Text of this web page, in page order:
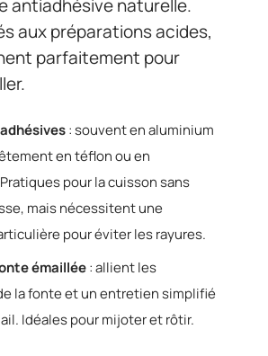
antiadhésive naturelle.
aux préparations acides,
parfaitement pour
: souvent en aluminium
en téflon ou en
pour la cuisson sans
mais nécessitent une
pour éviter les rayures.
émaillée: allient les
la fonte et un entretien simplifié
Idéales pour mijoter et rôtir.